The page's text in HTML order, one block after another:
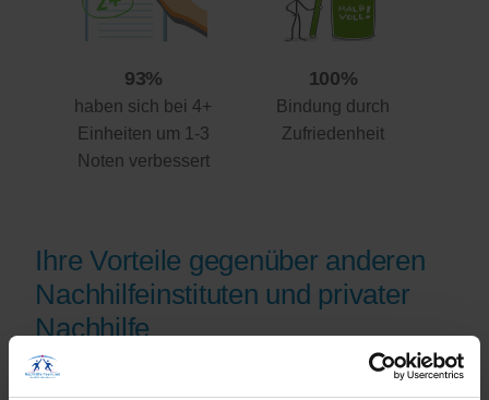
93%
haben sich bei 4+
Einheiten um 1-3
Noten verbessert
100%
Bindung durch
Zufriedenheit
Ihre Vorteile gegenüber anderen
Nachhilfeinstituten und privater
Nachhilfe